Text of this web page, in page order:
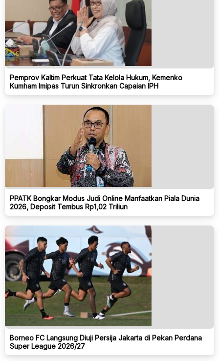
Pemprov Kaltim Perkuat Tata Kelola Hukum, Kemenko
Kumham Imipas Turun Sinkronkan Capaian IPH
PPATK Bongkar Modus Judi Online Manfaatkan Piala Dunia
2026, Deposit Tembus Rp1,02 Triliun
Borneo FC Langsung Diuji Persija Jakarta di Pekan Perdana
Super League 2026/27